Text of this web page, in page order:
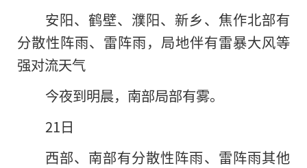
安阳、鹤壁、濮阳、新乡、焦作北部有
分散性阵雨、雷阵雨，局地伴有雷暴大风等
强对流天气
今夜到明晨，南部局部有雾。
21日
西部、南部有分散性阵雨、雷阵雨其他